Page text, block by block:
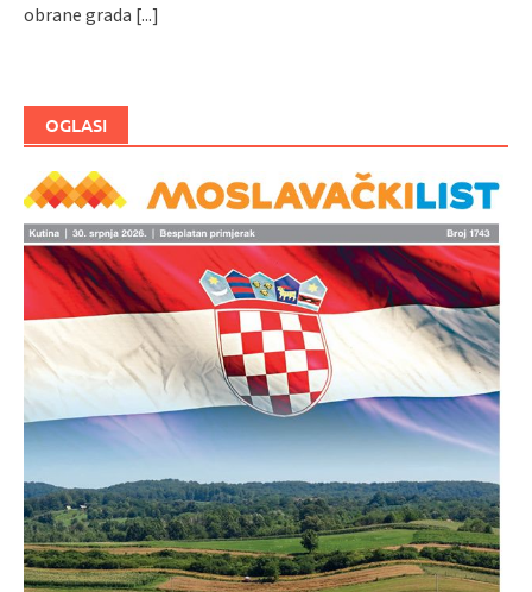
obrane grada [...]
OGLASI